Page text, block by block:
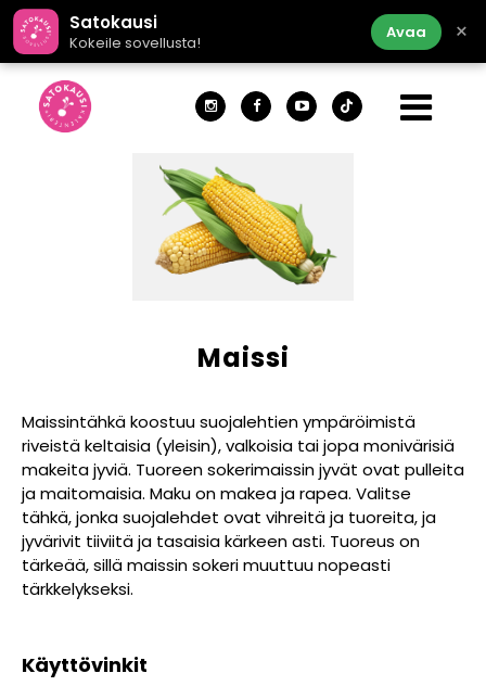
Satokausi
Kokeile sovellusta!
Avaa ×
Maissi
Maissintähkä koostuu suojalehtien ympäröimistä
riveistä keltaisia (yleisin), valkoisia tai jopa monivärisiä
makeita jyviä. Tuoreen sokerimaissin jyvät ovat pulleita
ja maitomaisia. Maku on makea ja rapea. Valitse
tähkä, jonka suojalehdet ovat vihreitä ja tuoreita, ja
jyvärivit tiiviitä ja tasaisia kärkeen asti. Tuoreus on
tärkeää, sillä maissin sokeri muuttuu nopeasti
tärkkelykseksi.
Käyttövinkit